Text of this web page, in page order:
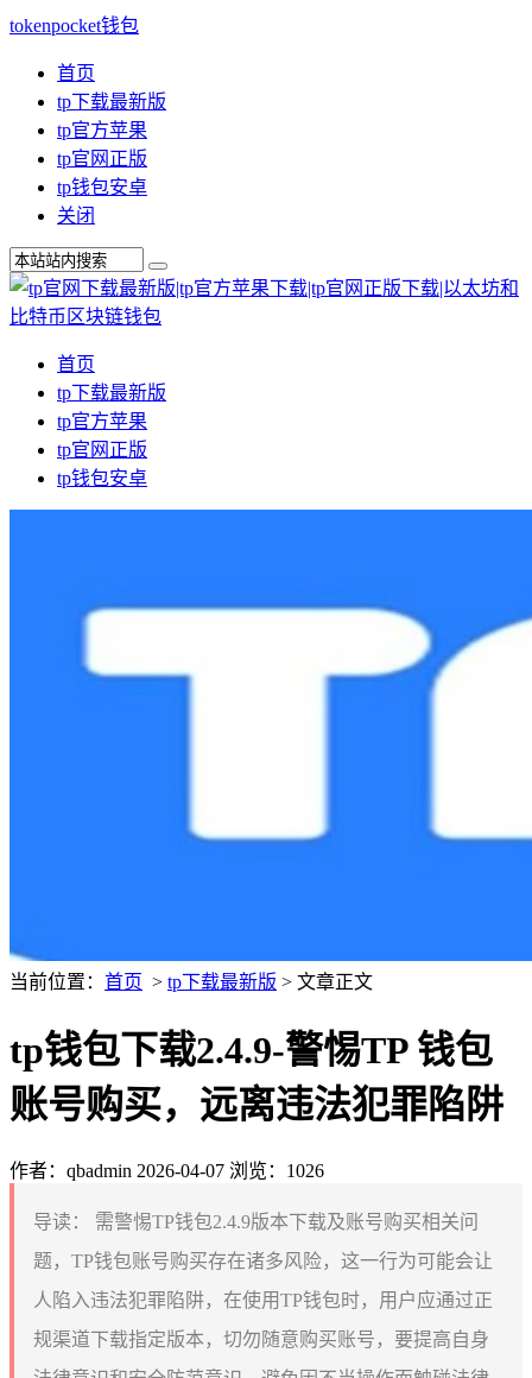
tokenpocket钱包
首页
tp下载最新版
tp官方苹果
tp官网正版
tp钱包安卓
关闭
首页
tp下载最新版
tp官方苹果
tp官网正版
tp钱包安卓
当前位置： 首页 > tp下载最新版 > 文章正文
tp钱包下载2.4.9-警惕TP 钱包
账号购买，远离违法犯罪陷阱
作者：qbadmin 2026-04-07 浏览：1026
导读：
需警惕TP钱包2.4.9版本下载及账号购买相关问
题，TP钱包账号购买存在诸多风险，这一行为可能会让
人陷入违法犯罪陷阱，在使用TP钱包时，用户应通过正
规渠道下载指定版本，切勿随意购买账号，要提高自身